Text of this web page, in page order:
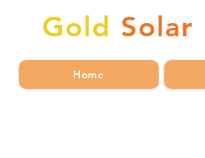
Gold Solar
Home